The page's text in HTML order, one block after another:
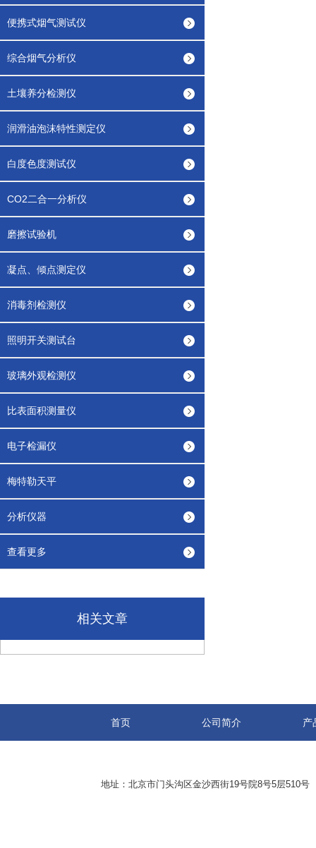
便携式烟气测试仪
综合烟气分析仪
土壤养分检测仪
润滑油泡沫特性测定仪
白度色度测试仪
CO2二合一分析仪
磨擦试验机
凝点、倾点测定仪
消毒剂检测仪
照明开关测试台
玻璃外观检测仪
比表面积测量仪
电子检漏仪
梅特勒天平
分析仪器
查看更多
相关文章
首页 公司简介 产
地址：北京市门头沟区金沙西街19号院8号5层510